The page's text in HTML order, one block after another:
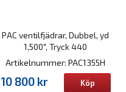
PAC ventilfjädrar, Dubbel, yd
1,500", Tryck 440
Artikelnummer: PAC1355H
10 800 kr Köp